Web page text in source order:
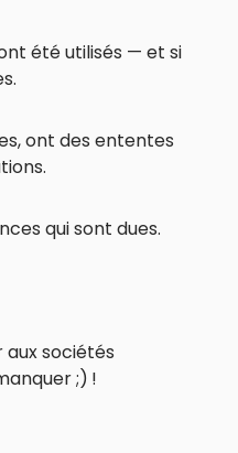
été utilisés — et si
ont des ententes
qui sont dues.
aux sociétés
;) !